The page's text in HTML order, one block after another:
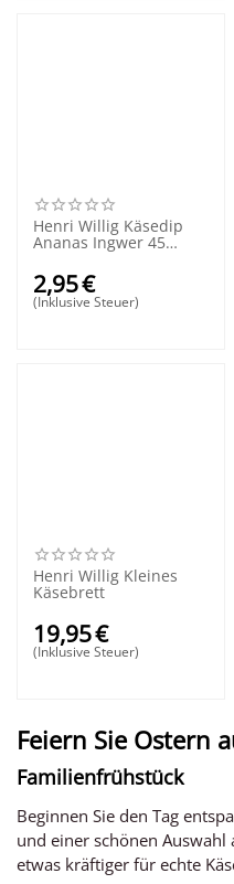
Henri Willig Käsedip
Ananas Ingwer 45
2,95€
(Inklusive Steuer)
Henri Willig Kleines
Käsebrett
19,95€
(Inklusive Steuer)
Feiern Sie Ostern
Familienfrühstück
Beginnen Sie den Tag
und einer schönen Auswahl
etwas kräftiger für echte